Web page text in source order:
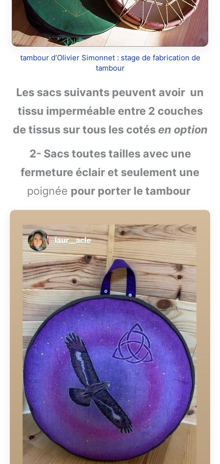
tambour d’Olivier Simonnet : stage de fabrication de
tambour
Les sacs suivants peuvent avoir un
tissu imperméable entre 2 couches
de tissus sur tous les cotés en option
2- Sacs toutes tailles avec une
fermeture éclair et seulement une
poignée pour porter le tambour